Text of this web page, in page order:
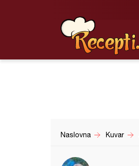
Naslovna Kuvar